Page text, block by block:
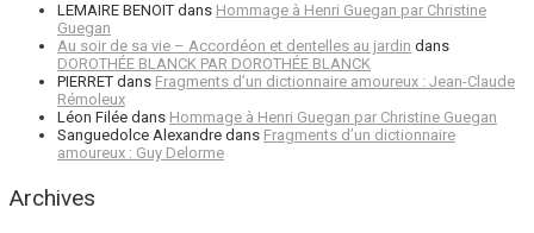
LEMAIRE BENOIT dans Hommage à Henri Guegan par Christine
Guegan
Au soir de sa vie – Accordéon et dentelles au jardin dans
DOROTHÉE BLANCK PAR DOROTHÉE BLANCK
PIERRET dans Fragments d’un dictionnaire amoureux : Jean-Claude
Rémoleux
Léon Filée dans Hommage à Henri Guegan par Christine Guegan
Sanguedolce Alexandre dans Fragments d’un dictionnaire
amoureux : Guy Delorme
Archives